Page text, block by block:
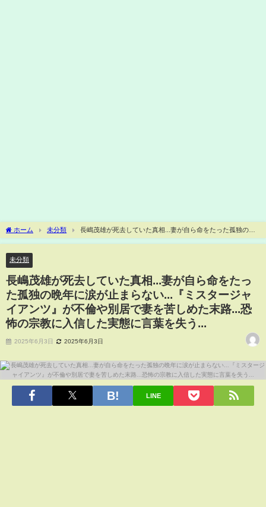
ホーム 未分類
長嶋茂雄が死去していた真相...妻が自ら命をたった孤独の晩
年に涙が止まらない...『ミスタージャイアンツ』が不倫や別居で妻を苦しめた末路...恐
未分類
長嶋茂雄が死去していた真相...妻が自ら命をたっ
た孤独の晩年に涙が止まらない...『ミスタージャ
イアンツ』が不倫や別居で妻を苦しめた末路...恐
怖の宗教に入信した実態に言葉を失う...
2025年6月3日 2025年6月3日
LINE